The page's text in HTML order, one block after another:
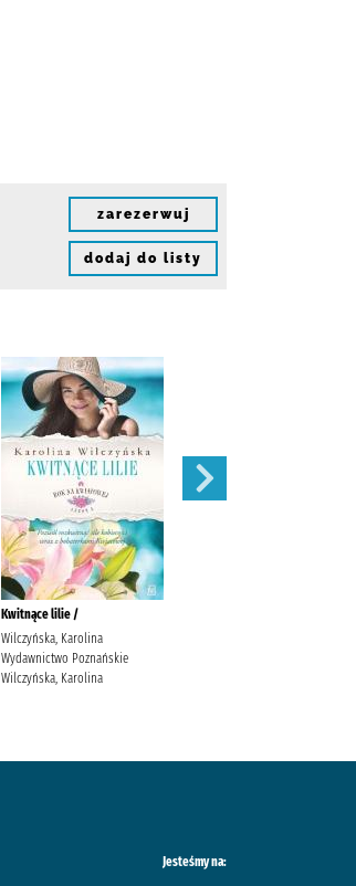
zarezerwuj
dodaj do listy
Kwitnące lilie /
Wilczyńska, Karolina
Wydawnictwo Poznańskie
Wilczyńska, Karolina
Jesteśmy na: